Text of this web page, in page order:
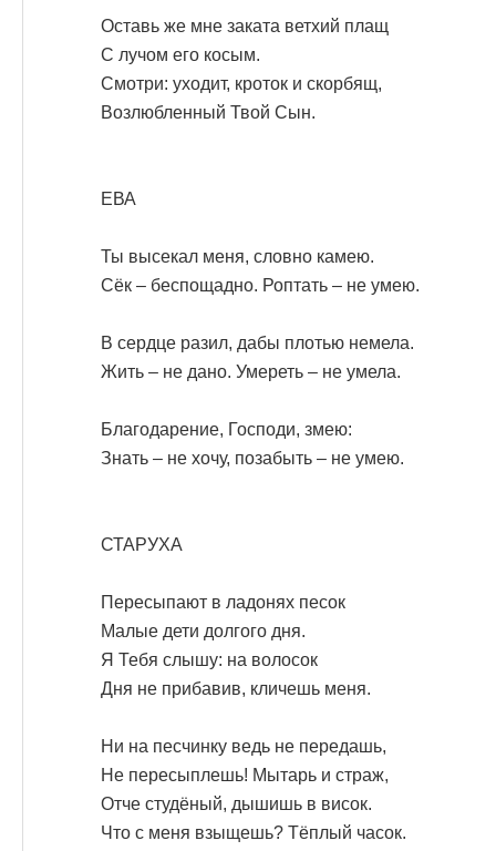
Оставь же мне заката ветхий плащ
С лучом его косым.
Смотри: уходит, кроток и скорбящ,
Возлюбленный Твой Сын.
ЕВА
Ты высекал меня, словно камею.
Сёк – беспощадно. Роптать – не умею.
В сердце разил, дабы плотью немела.
Жить – не дано. Умереть – не умела.
Благодарение, Господи, змею:
Знать – не хочу, позабыть – не умею.
СТАРУХА
Пересыпают в ладонях песок
Малые дети долгого дня.
Я Тебя слышу: на волосок
Дня не прибавив, кличешь меня.
Ни на песчинку ведь не передашь,
Не пересыплешь! Мытарь и страж,
Отче студёный, дышишь в висок.
Что с меня взыщешь? Тёплый часок.